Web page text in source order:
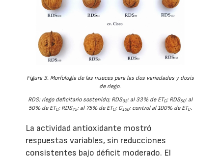
Figura 3. Morfología de las nueces para las dos variedades y dosis
de riego.
RDS: riego deficitario sostenido; RDS33: al 33% de ETC; RDS50: al
50% de ETC; RDS75: al 75% de ETC; C100: control al 100% de ETC.
La actividad antioxidante mostró
respuestas variables, sin reducciones
consistentes bajo déficit moderado. El